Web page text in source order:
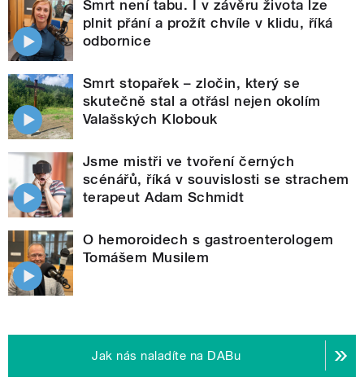
Smrt není tabu. I v závěru života lze
plnit přání a prožít chvíle v klidu, říká
odbornice
Smrt stopařek – zločin, který se
skutečně stal a otřásl nejen okolím
Valašských Klobouk
Jsme mistři ve tvoření černých
scénářů, říká v souvislosti se strachem
terapeut Adam Schmidt
O hemoroidech s gastroenterologem
Tomášem Musilem
Jak nás naladíte na DABu